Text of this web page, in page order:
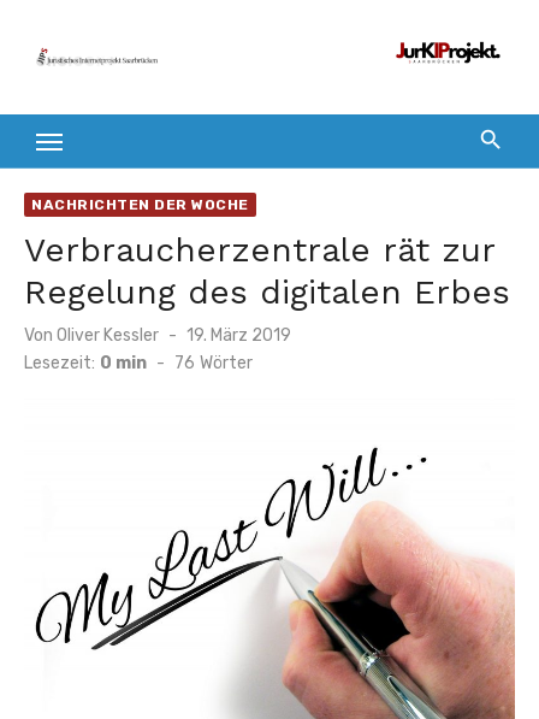
Inhalt
NACHRICHTEN DER WOCHE
Verbraucherzentrale rät zur
Regelung des digitalen Erbes
Von Oliver Kessler
Veröffentlicht
am
19. März 2019
Lesezeit: 0 min - 76 Wörter